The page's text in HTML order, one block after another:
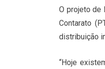
O projeto de
Contarato
distribuição
“Hoje